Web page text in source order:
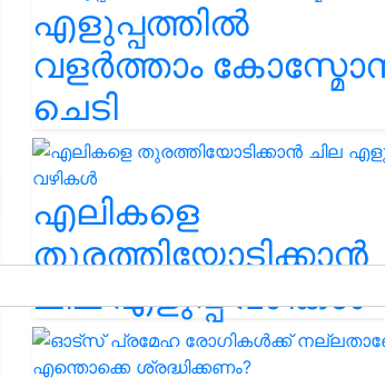
എളുപ്പത്തിൽ
വളർത്താം
ചെടി
എലികളെ
തുരത്തിയോടിക്കാൻ
ചില എളുപ്പ വഴികൾ